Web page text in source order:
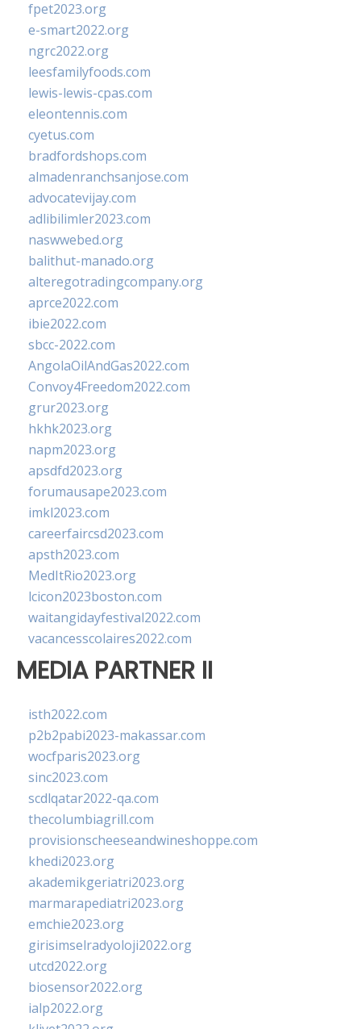
fpet2023.org
e-smart2022.org
ngrc2022.org
leesfamilyfoods.com
lewis-lewis-cpas.com
eleontennis.com
cyetus.com
bradfordshops.com
almadenranchsanjose.com
advocatevijay.com
adlibilimler2023.com
naswwebed.org
balithut-manado.org
alteregotradingcompany.org
aprce2022.com
ibie2022.com
sbcc-2022.com
AngolaOilAndGas2022.com
Convoy4Freedom2022.com
grur2023.org
hkhk2023.org
napm2023.org
apsdfd2023.org
forumausape2023.com
imkl2023.com
careerfaircsd2023.com
apsth2023.com
MedItRio2023.org
lcicon2023boston.com
waitangidayfestival2022.com
vacancesscolaires2022.com
MEDIA PARTNER II
isth2022.com
p2b2pabi2023-makassar.com
wocfparis2023.org
sinc2023.com
scdlqatar2022-qa.com
thecolumbiagrill.com
provisionscheeseandwineshoppe.com
khedi2023.org
akademikgeriatri2023.org
marmarapediatri2023.org
emchie2023.org
girisimselradyoloji2022.org
utcd2022.org
biosensor2022.org
ialp2022.org